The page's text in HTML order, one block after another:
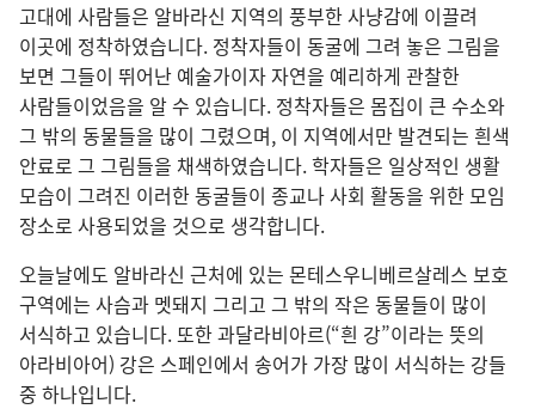
고대에 사람들은 알바라신 지역의 풍부한 사냥감에 이끌려
이곳에 정착하였습니다. 정착자들이 동굴에 그려 놓은 그림을
보면 그들이 뛰어난 예술가이자 자연을 예리하게 관찰한
사람들이었음을 알 수 있습니다. 정착자들은 몸집이 큰 수소와
그 밖의 동물들을 많이 그렸으며, 이 지역에서만 발견되는 흰색
안료로 그 그림들을 채색하였습니다. 학자들은 일상적인 생활
모습이 그려진 이러한 동굴들이 종교나 사회 활동을 위한 모임
장소로 사용되었을 것으로 생각합니다.
오늘날에도 알바라신 근처에 있는 몬테스우니베르살레스 보호
구역에는 사슴과 멧돼지 그리고 그 밖의 작은 동물들이 많이
서식하고 있습니다. 또한 과달라비아르(“흰 강”이라는 뜻의
아라비아어) 강은 스페인에서 송어가 가장 많이 서식하는 강들
중 하나입니다.